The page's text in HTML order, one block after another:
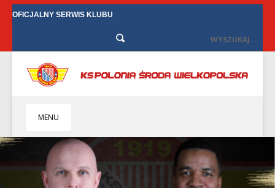
OFICJALNY SERWIS KLUBU
MENU
HOME
KLUB